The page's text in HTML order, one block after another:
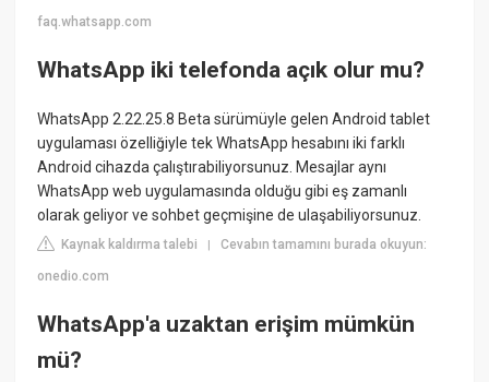
faq.whatsapp.com
WhatsApp iki telefonda açık olur mu?
WhatsApp 2.22.25.8 Beta sürümüyle gelen Android tablet
uygulaması özelliğiyle tek WhatsApp hesabını iki farklı
Android cihazda çalıştırabiliyorsunuz. Mesajlar aynı
WhatsApp web uygulamasında olduğu gibi eş zamanlı
olarak geliyor ve sohbet geçmişine de ulaşabiliyorsunuz.
Kaynak kaldırma talebi |Cevabın tamamını burada okuyun:
onedio.com
WhatsApp'a uzaktan erişim mümkün
mü?